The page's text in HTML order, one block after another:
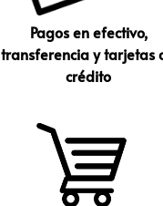
Pagos en efectivo,
transferencia y tarjetas
crédito